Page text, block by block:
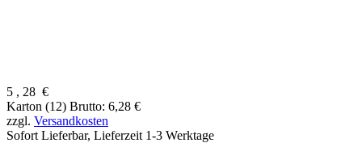
5 , 28 €
Karton (12) Brutto: 6,28 €
zzgl. Versandkosten
Sofort Lieferbar, Lieferzeit 1-3 Werktage